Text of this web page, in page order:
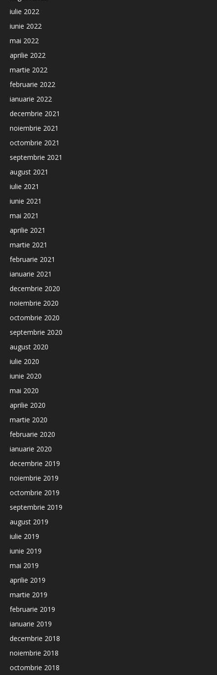
iulie 2022
iunie 2022
mai 2022
aprilie 2022
martie 2022
februarie 2022
ianuarie 2022
decembrie 2021
noiembrie 2021
octombrie 2021
septembrie 2021
august 2021
iulie 2021
iunie 2021
mai 2021
aprilie 2021
martie 2021
februarie 2021
ianuarie 2021
decembrie 2020
noiembrie 2020
octombrie 2020
septembrie 2020
august 2020
iulie 2020
iunie 2020
mai 2020
aprilie 2020
martie 2020
februarie 2020
ianuarie 2020
decembrie 2019
noiembrie 2019
octombrie 2019
septembrie 2019
august 2019
iulie 2019
iunie 2019
mai 2019
aprilie 2019
martie 2019
februarie 2019
ianuarie 2019
decembrie 2018
noiembrie 2018
octombrie 2018